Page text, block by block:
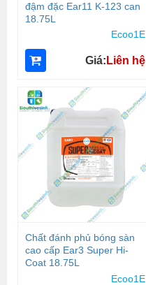
đậm đặc Ear11 K-123 can
18.75L
Ecoo1E
Giá: Liên hệ
Chất đánh phủ bóng sàn
cao cấp Ear3 Super Hi-
Coat 18.75L
Ecoo1E